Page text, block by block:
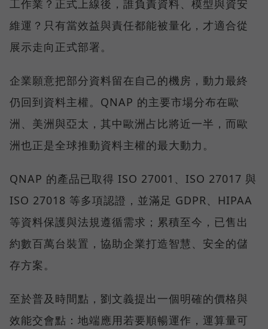
工作業？正式上線後，誰負責資料、模型與資安
維運？只有當效益與責任都能被量化，才適合從
展示走向正式部署。
企業願意把部分資料留在自己的機房，動力最終
仍回到資料主權。QNAP 的主要市場分布在歐
洲、美洲與亞太，其中歐洲占比將近一半，而歐
洲也正是全球推動資料主權的最大動力。
QNAP 的產品已取得 ISO 27001、ISO 27017 與
ISO 27018 等多項認證，並滿足 GDPR、HIPAA
等資料保護與法規遵循需求；累積至今，已售出
約數百萬台裝置，協助企業打造智慧、安全的儲
存方案。
至於普及時間點，劉文義提出一個明確的價格與
效能交會點：地端應用若要順暢運作，運算量可